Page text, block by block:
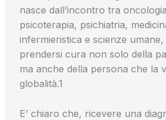
nasce dall’incontro tra
psicoterapia, psichiatria,
infermieristica e scienze umane,
prendersi cura non solo della
ma anche della persona che la
globalità.1
E’ chiaro che, ricevere una